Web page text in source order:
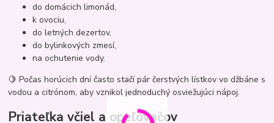
do domácich limonád,
k ovociu,
do letných dezertov,
do bylinkových zmesí,
na ochutenie vody.
🍋 Počas horúcich dní často stačí pár čerstvých lístkov vo džbáne s
vodou a citrónom, aby vznikol jednoduchý osviežujúci nápoj.
Priateľka včiel a opeľovačov